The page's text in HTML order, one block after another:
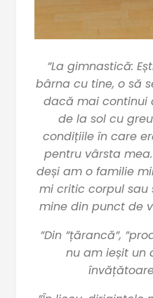
”La gimnastică:
bârna cu tine, o să
dacă mai continui
de la sol cu
condițiile în care
pentru vârsta
deși am o familie
mi critic corpul sau
mine din punct de
”Din ”țărancă”,
nu am ieșit un